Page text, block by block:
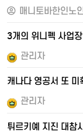
매니토바한인노
3개의 위니펙 사업
관리자
캐나다 영공서 또
관리자
튀르키예 지진 대